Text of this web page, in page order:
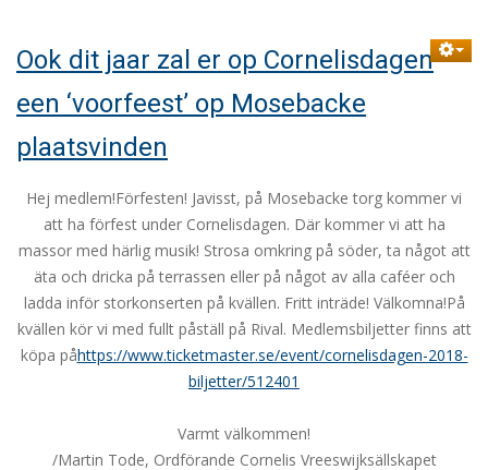
Ook dit jaar zal er op Cornelisdagen
een ‘voorfeest’ op Mosebacke
plaatsvinden
Hej medlem!Förfesten! Javisst, på Mosebacke torg kommer vi
att ha förfest under Cornelisdagen. Där kommer vi att ha
massor med härlig musik! Strosa omkring på söder, ta något att
äta och dricka på terrassen eller på något av alla caféer och
ladda inför storkonserten på kvällen. Fritt inträde! Välkomna!På
kvällen kör vi med fullt påställ på Rival. Medlemsbiljetter finns att
köpa påhttps://www.ticketmaster.se/event/cornelisdagen-2018-
biljetter/512401
Varmt välkommen!
/Martin Tode, Ordförande Cornelis Vreeswijksällskapet